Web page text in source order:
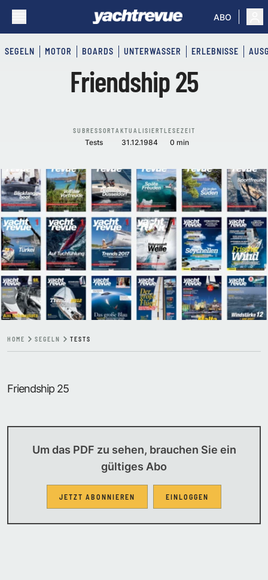
ABO
SEGELN MOTOR BOARDS UNTERWASSER ERLEBNISSE
Friendship 25
SUBRESSORT
Tests
AKTUALISIERT
31.12.1984
LESEZEIT
0 min
HOME SEGELN TESTS
Friendship 25
Um das PDF zu sehen, brauchen Sie ein
gültiges Abo
JETZT ABONNIEREN EINLOGGEN